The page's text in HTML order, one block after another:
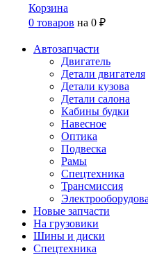
Корзина
0 товаров на 0 ₽
Автозапчасти
Двигатель
Детали двигателя
Детали кузова
Детали салона
Кабины будки
Навесное
Оптика
Подвеска
Рамы
Спецтехника
Трансмиссия
Новые запчасти
На грузовики
Шины и диски
Спецтехника